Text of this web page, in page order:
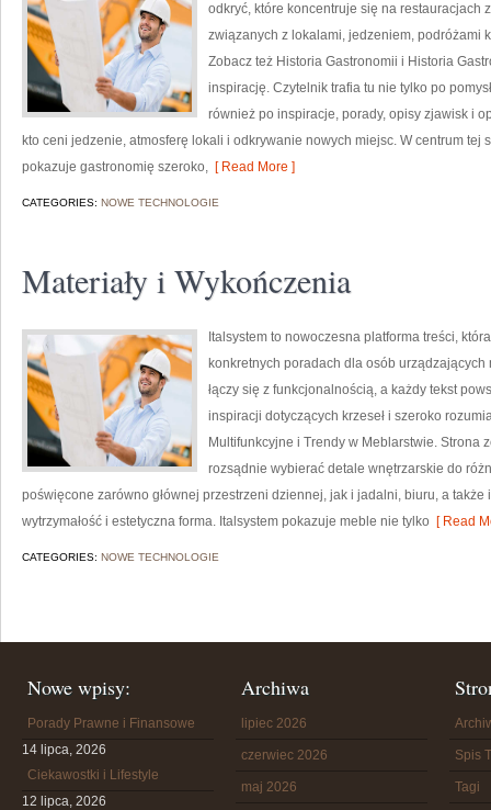
odkryć, które koncentruje się na restauracjach
związanych z lokalami, jedzeniem, podróżami
Zobacz też Historia Gastronomii i Historia
inspirację. Czytelnik trafia tu nie tylko po
również po inspiracje, porady, opisy zjawisk i
kto ceni jedzenie, atmosferę lokali i odkrywanie nowych miejsc. W centrum tej
pokazuje gastronomię szeroko, [ Read More ]
CATEGORIES: NOWE TECHNOLOGIE
Materiały i Wykończenia
Italsystem to nowoczesna platforma treści,
konkretnych poradach dla osób
łączy się z funkcjonalnością, a każdy tekst
inspiracji dotyczących krzeseł i szeroko
Multifunkcyjne i Trendy w Meblarstwie. Strona
rozsądnie wybierać detale wnętrzarskie do
poświęcone zarówno głównej przestrzeni dziennej, jak i jadalni, biuru, a
wytrzymałość i estetyczna forma. Italsystem pokazuje meble nie tylko [ Read
CATEGORIES: NOWE TECHNOLOGIE
Nowe wpisy:
Porady Prawne i Finansowe
14 lipca, 2026
Ciekawostki i Lifestyle
12 lipca, 2026
Archiwa
lipiec 2026
czerwiec 2026
maj 2026
Spis
Tagi